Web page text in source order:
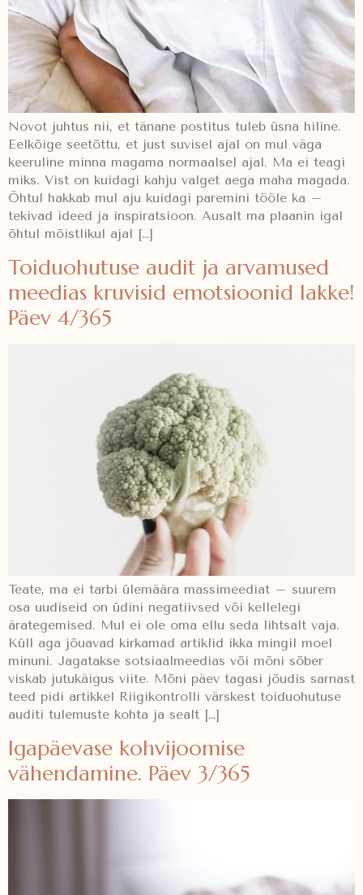
Novot juhtus nii, et tänane postitus tuleb üsna hiline.
Eelkõige seetõttu, et just suvisel ajal on mul väga
keeruline minna magama normaalsel ajal. Ma ei teagi
miks. Vist on kuidagi kahju valget aega maha magada.
Õhtul hakkab mul aju kuidagi paremini tööle ka –
tekivad ideed ja inspiratsioon. Ausalt ma plaanin igal
õhtul mõistlikul ajal […]
Toiduohutuse audit ja arvamused
meedias kruvisid emotsioonid lakke!
Päev 4/365
Teate, ma ei tarbi ülemäära massimeediat – suurem
osa uudiseid on üdini negatiivsed või kellelegi
ärategemised. Mul ei ole oma ellu seda lihtsalt vaja.
Küll aga jõuavad kirkamad artiklid ikka mingil moel
minuni. Jagatakse sotsiaalmeedias või mõni sõber
viskab jutukäigus viite. Mõni päev tagasi jõudis sarnast
teed pidi artikkel Riigikontrolli värskest toiduohutuse
auditi tulemuste kohta ja sealt […]
Igapäevase kohvijoomise
vähendamine. Päev 3/365